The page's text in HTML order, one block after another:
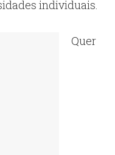
individuais.
Quer